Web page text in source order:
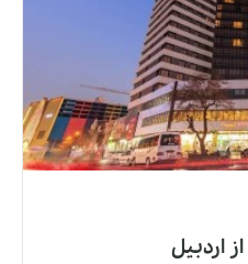
از اردبیل